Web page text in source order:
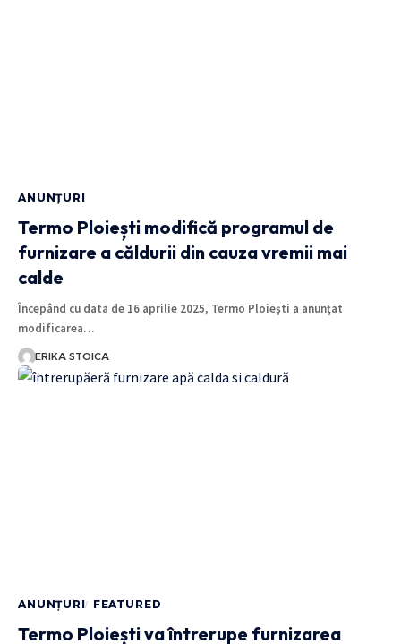
ANUNȚURI
Termo Ploiești modifică programul de
furnizare a căldurii din cauza vremii mai
calde
Începând cu data de 16 aprilie 2025, Termo Ploiești a anunțat
modificarea…
ERIKA STOICA
ANUNȚURI FEATURED
Termo Ploiești va întrerupe furnizarea